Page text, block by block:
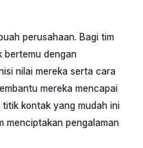
perusahaan. Bagi tim
bertemu dengan
nilai mereka serta cara
mereka mencapai
kontak yang mudah ini
menciptakan pengalaman